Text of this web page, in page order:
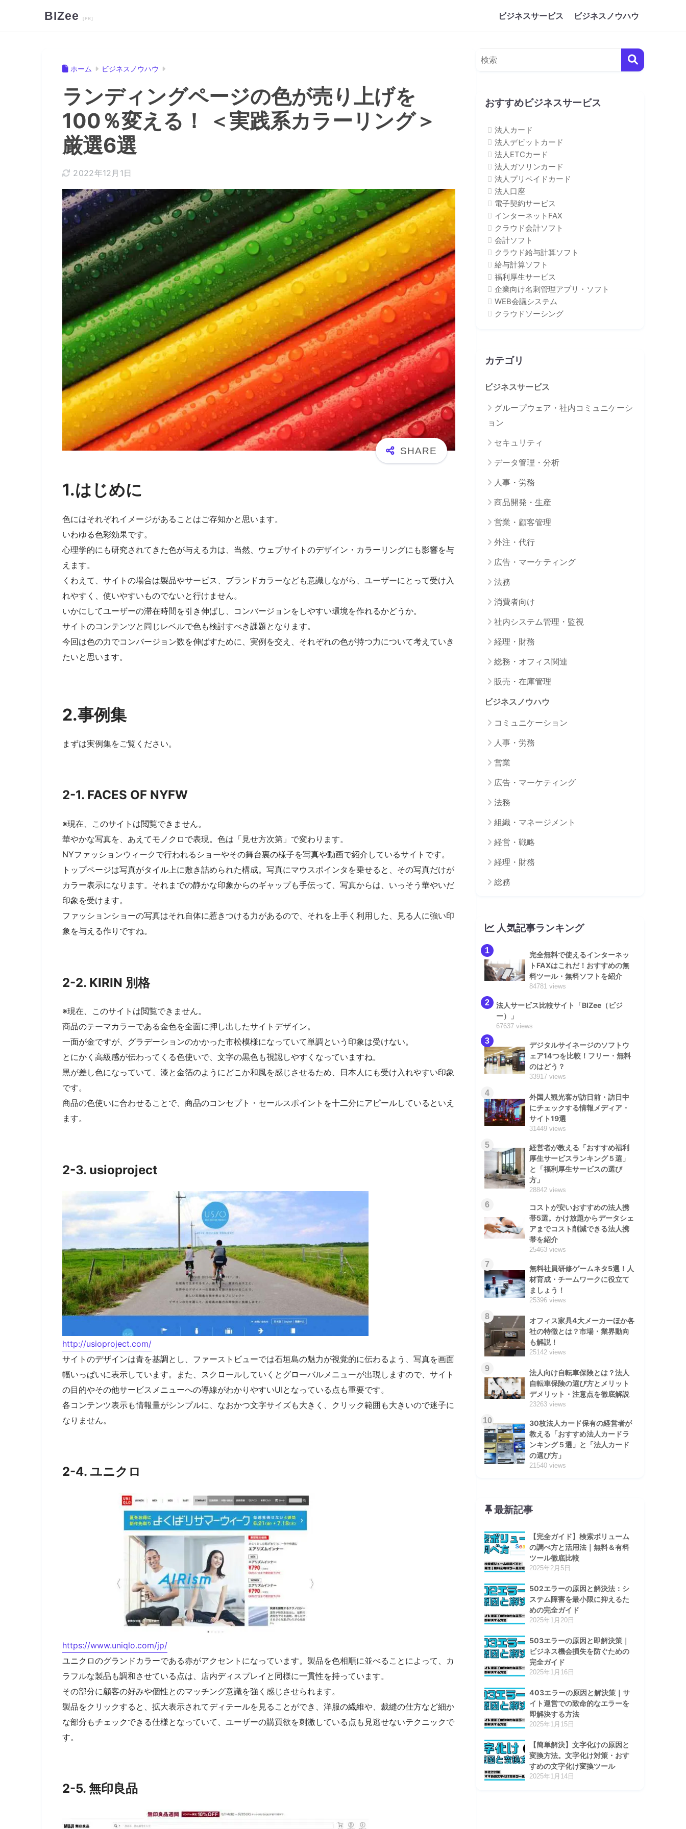
BIZee ビジネスサービス ビジネスノウハウ
ホーム ビジネスノウハウ
ランディングページの色が売り上げを
100％変える！ ＜実践系カラーリング＞
厳選6選
2022年12月1日
1.はじめに
色にはそれぞれイメージがあることはご存知かと思います。
いわゆる色彩効果です。
心理学的にも研究されてきた色が与える力は、当然、ウェブサイトのデザイン・カラーリングにも影響を与
えます。
くわえて、サイトの場合は製品やサービス、ブランドカラーなども意識しながら、ユーザーにとって受け入
れやすく、使いやすいものでないと行けません。
いかにしてユーザーの滞在時間を引き伸ばし、コンバージョンをしやすい環境を作れるかどうか。
サイトのコンテンツと同じレベルで色も検討すべき課題となります。
今回は色の力でコンバージョン数を伸ばすために、実例を交え、それぞれの色が持つ力について考えていき
たいと思います。
2.事例集
まずは実例集をご覧ください。
2-1. FACES OF NYFW
※現在、このサイトは閲覧できません。
華やかな写真を、あえてモノクロで表現。色は「見せ方次第」で変わります。
NYファッションウィークで行われるショーやその舞台裏の様子を写真や動画で紹介しているサイトです。
トップページは写真がタイル上に敷き詰められた構成。写真にマウスポインタを乗せると、その写真だけが
カラー表示になります。それまでの静かな印象からのギャップも手伝って、写真からは、いっそう華やいだ
印象を受けます。
ファッションショーの写真はそれ自体に惹きつける力があるので、それを上手く利用した、見る人に強い印
象を与える作りですね。
2-2. KIRIN 別格
※現在、このサイトは閲覧できません。
商品のテーマカラーである金色を全面に押し出したサイトデザイン。
一面が金ですが、グラデーションのかかった市松模様になっていて単調という印象は受けない。
とにかく高級感が伝わってくる色使いで、文字の黒色も視認しやすくなっていますね。
黒が差し色になっていて、漆と金箔のようにどこか和風を感じさせるため、日本人にも受け入れやすい印象
です。
商品の色使いに合わせることで、商品のコンセプト・セールスポイントを十二分にアピールしているといえ
ます。
2-3. usioproject
http://usioproject.com/
サイトのデザインは青を基調とし、ファーストビューでは石垣島の魅力が視覚的に伝わるよう、写真を画面
幅いっぱいに表示しています。また、スクロールしていくとグローバルメニューが出現しますので、サイト
の目的やその他サービスメニューへの導線がわかりやすいUIとなっている点も重要です。
各コンテンツ表示も情報量がシンプルに、なおかつ文字サイズも大きく、クリック範囲も大きいので迷子に
なりません。
2-4. ユニクロ
https://www.uniqlo.com/jp/
ユニクロのグランドカラーである赤がアクセントになっています。製品を色相順に並べることによって、カ
ラフルな製品も調和させている点は、店内ディスプレイと同様に一貫性を持っています。
その部分に顧客の好みや個性とのマッチング意識を強く感じさせられます。
製品をクリックすると、拡大表示されてディテールを見ることができ、洋服の繊維や、裁縫の仕方など細か
な部分もチェックできる仕様となっていて、ユーザーの購買欲を刺激している点も見逃せないテクニックで
す。
2-5. 無印良品
おすすめビジネスサービス
法人カード
法人デビットカード
法人ETCカード
法人ガソリンカード
法人プリペイドカード
法人口座
電子契約サービス
インターネットFAX
クラウド会計ソフト
会計ソフト
クラウド給与計算ソフト
給与計算ソフト
福利厚生サービス
企業向け名刺管理アプリ・ソフト
WEB会議システム
クラウドソーシング
カテゴリ
ビジネスサービス
グループウェア・社内コミュニケーシ
ョン
セキュリティ
データ管理・分析
人事・労務
商品開発・生産
営業・顧客管理
外注・代行
広告・マーケティング
法務
消費者向け
社内システム管理・監視
経理・財務
総務・オフィス関連
販売・在庫管理
ビジネスノウハウ
コミュニケーション
人事・労務
営業
広告・マーケティング
法務
組織・マネージメント
経営・戦略
経理・財務
総務
人気記事ランキング
1
完全無料で使えるインターネッ
トFAXはこれだ！おすすめの無
料ツール・無料ソフトを紹介
84781 views
2
法人サービス比較サイト「BIZee（ビジ
ー）」
67637 views
3
デジタルサイネージのソフトウ
ェア14つを比較！フリー・無料
のはどう？
33917 views
4
外国人観光客が訪日前・訪日中
にチェックする情報メディア・
サイト19選
31449 views
5
経営者が教える「おすすめ福利
厚生サービスランキング５選」
と「福利厚生サービスの選び
方」
28842 views
6
コストが安いおすすめの法人携
帯5選。かけ放題からデータシェ
アまでコスト削減できる法人携
帯を紹介
25463 views
7
無料社員研修ゲームネタ5選！人
材育成・チームワークに役立て
ましょう！
25396 views
8
オフィス家具4大メーカーほか各
社の特徴とは？市場・業界動向
も解説！
25142 views
9
法人向け自転車保険とは？法人
自転車保険の選び方とメリット
デメリット・注意点を徹底解説
23263 views
10
30枚法人カード保有の経営者が
教える「おすすめ法人カードラ
ンキング５選」と「法人カード
の選び方」
21540 views
最新記事
【完全ガイド】検索ボリューム
の調べ方と活用法｜無料＆有料
ツール徹底比較
2025年2月5日
502エラーの原因と解決法：シ
ステム障害を最小限に抑えるた
めの完全ガイド
2025年1月20日
503エラーの原因と即解決策｜
ビジネス機会損失を防ぐための
完全ガイド
2025年1月16日
403エラーの原因と解決策｜サ
イト運営での致命的なエラーを
即解決する方法
2025年1月15日
【簡単解決】文字化けの原因と
変換方法。文字化け対策・おす
すめの文字化け変換ツール
2025年1月14日